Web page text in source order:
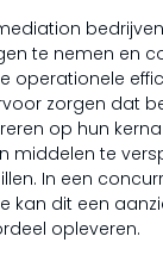
te nemen en
operationele
zorgen dat
op hun
middelen te
In een
kan dit een
opleveren.